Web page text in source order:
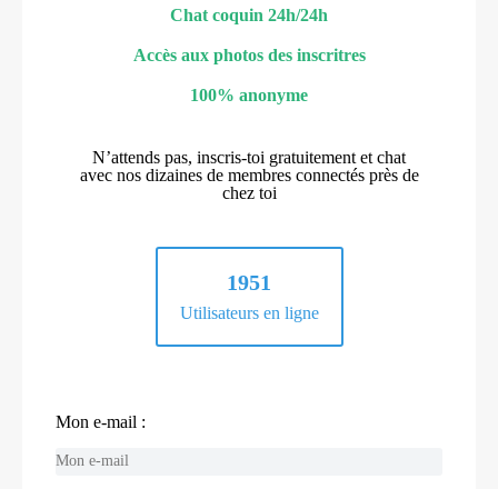
Chat coquin 24h/24h
Accès aux photos des inscritres
100% anonyme
N’attends pas, inscris-toi gratuitement et chat
avec nos dizaines de membres connectés près de
chez toi
1951
Utilisateurs en ligne
Mon e-mail :